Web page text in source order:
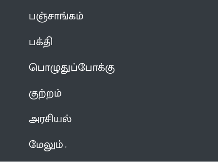
பஞ்சாங்கம்
பக்தி
பொழுதுப்போக்கு
குற்றம்
அரசியல்
மேலும்